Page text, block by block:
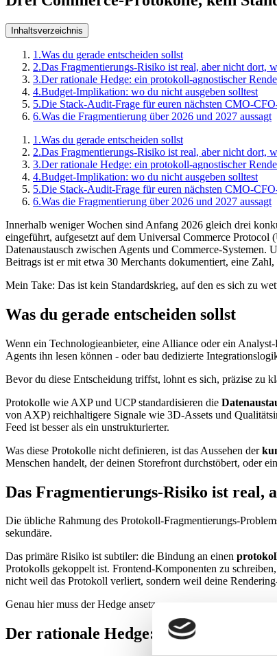
Inhaltsverzeichnis
1.Was du gerade entscheiden sollst
2.Das Fragmentierungs-Risiko ist real, aber nicht dort,
3.Der rationale Hedge: ein protokoll-agnostischer
4.Budget-Implikation: wo du nicht ausgeben solltest
5.Die Stack-Audit-Frage für euren nächsten CMO-
6.Was die Fragmentierung über 2026 und 2027 aussagt
1.Was du gerade entscheiden sollst
2.Das Fragmentierungs-Risiko ist real, aber nicht dort,
3.Der rationale Hedge: ein protokoll-agnostischer
4.Budget-Implikation: wo du nicht ausgeben solltest
5.Die Stack-Audit-Frage für euren nächsten CMO-
6.Was die Fragmentierung über 2026 und 2027 aussagt
Innerhalb weniger Wochen sind Anfang 2026 gleich drei
eingeführt, aufgesetzt auf dem Universal Commerce
Datenaustausch zwischen Agents und Commerce-
Beitrags ist er mit etwa 30 Merchants dokumentiert, eine
Mein Take: Das ist kein Standardskrieg, auf den es sich zu
Was du gerade entscheiden sollst
Wenn ein Technologieanbieter, eine Alliance oder ein
Agents ihn lesen können - oder bau dedizierte
Bevor du diese Entscheidung triffst, lohnt es sich, präzise zu
Protokolle wie AXP und UCP standardisieren die
von AXP) reichhaltigere Signale wie 3D-Assets und
Feed ist besser als ein unstrukturierter.
Was diese Protokolle nicht definieren, ist das Aussehen der
Menschen handelt, der deinen Storefront durchstöbert, oder
Das Fragmentierungs-Risiko ist real,
Die übliche Rahmung des Protokoll-Fragmentierungs-
sekundäre.
Das primäre Risiko ist subtiler: die Bindung an einen
Protokolls gekoppelt ist. Frontend-Komponenten zu
nicht weil das Protokoll verliert, sondern weil deine
Genau hier muss der Hedge ansetzen.
Der rationale Hedge: ein protokoll-